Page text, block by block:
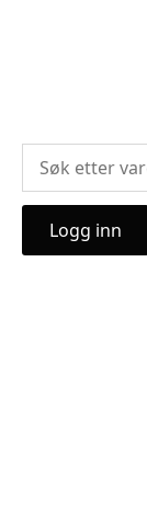
Logg inn